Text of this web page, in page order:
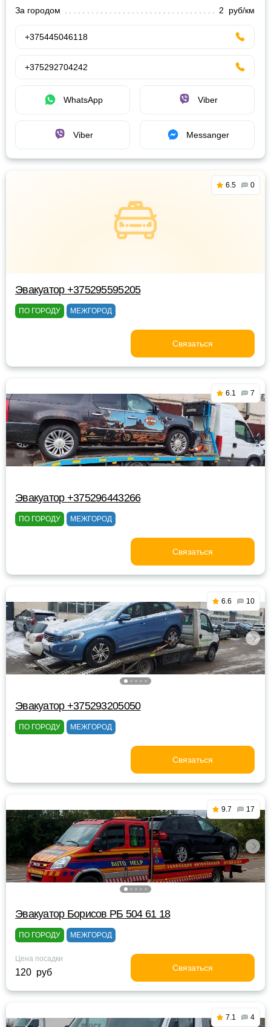
За городом
2 руб/км
+375445046118
+375292704242
WhatsApp Viber
Viber Messanger
6.5 0
Эвакуатор +375295595205
ПО ГОРОДУ МЕЖГОРОД
Связаться
6.1 7
Эвакуатор +375296443266
ПО ГОРОДУ МЕЖГОРОД
Связаться
6.6 10
Эвакуатор +375293205050
ПО ГОРОДУ МЕЖГОРОД
Связаться
9.7 17
Эвакуатор Борисов РБ 504 61 18
ПО ГОРОДУ МЕЖГОРОД
Цена посадки
120 руб Связаться
7.1 4